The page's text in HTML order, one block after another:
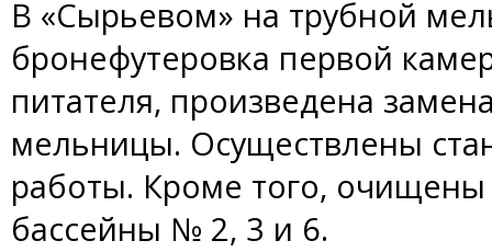
В «Сырьевом» на трубной
бронефутеровка первой
питателя, произведена
мельницы. Осуществлены
работы. Кроме того,
бассейны № 2, 3 и 6.